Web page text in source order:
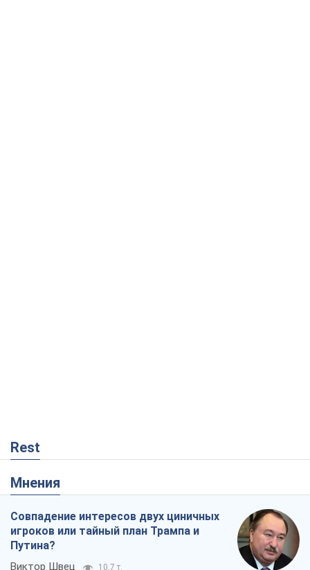
Rest
Мнения
Совпадение интересов двух циничных
игроков или тайный план Трампа и
Путина?
Виктор Швец 10,7 т.